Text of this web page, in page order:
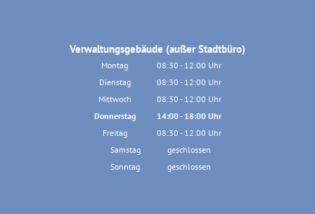
Verwaltungsgebäude (außer Stadtbüro)
Montag 08:30 - 12:00 Uhr
Von 08:30 bis 12:00 Uhr
Dienstag 08:30 - 12:00 Uhr
Von 08:30 bis 12:00 Uhr
Mittwoch 08:30 - 12:00 Uhr
Von 08:30 bis 12:00 Uhr
Donnerstag 14:00- 18:00 Uhr
Von 14:00 bis 18:00 Uhr
Freitag 08:30 - 12:00 Uhr
Samstag
geschlossen
Sonntag
geschlossen